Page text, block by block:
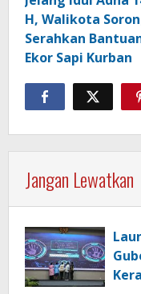
H, Walikota
Serahkan
Ekor Sapi Kurban
Jangan Lewatkan